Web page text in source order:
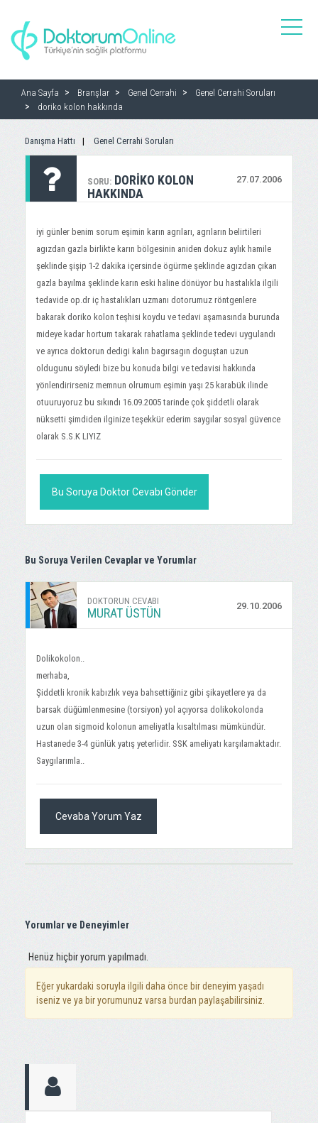
toggle
Ana Sayfa Branşlar Genel Cerrahi
Genel Cerrahi Soruları
doriko kolon hakkında
Danışma Hattı Genel Cerrahi Soruları
SORU: 27.07.2006
DORIKO KOLON
HAKKINDA
iyi günler benim sorum eşimin karın agrıları, agrıların belirtileri
agızdan gazla birlikte karın bölgesinin aniden dokuz aylık hamile
şeklinde şişip 1-2 dakika içersinde ögürme şeklinde agızdan çıkan
gazla bayılma şeklinde karın eski haline dönüyor bu hastalıkla ilgili
tedavide op.dr iç hastalıkları uzmanı dotorumuz röntgenlere
bakarak doriko kolon teşhisi koydu ve tedavi aşamasında burunda
mideye kadar hortum takarak rahatlama şeklinde tedevi uygulandı
ve ayrıca doktorun dedigi kalın bagırsagın doguştan uzun
oldugunu söyledi bize bu konuda bilgi ve tedavisi hakkında
yönlendirirseniz memnun olrumum eşimin yaşı 25 karabük ilinde
otuuruyoruz bu sıkındı 16.09.2005 tarinde çok şiddetli olarak
nüksetti şimdiden ilginize teşekkür ederim saygılar sosyal güvence
olarak S.S.K LIYIZ
Bu Soruya Doktor Cevabı Gönder
Bu Soruya Verilen Cevaplar ve Yorumlar
DOKTORUN CEVABI
MURAT ÜSTÜN 29.10.2006
Dolikokolon..
merhaba,
Şiddetli kronik kabızlık veya bahsettiğiniz gibi şikayetlere ya da
barsak düğümlenmesine (torsiyon) yol açıyorsa dolikokolonda
uzun olan sigmoid kolonun ameliyatla kısaltılması mümkündür.
Hastanede 3-4 günlük yatış yeterlidir. SSK ameliyatı karşılamaktadır.
Saygılarımla..
Cevaba Yorum Yaz
Yorumlar ve Deneyimler
Henüz hiçbir yorum yapılmadı.
Eğer yukardaki soruyla ilgili daha önce bir deneyim yaşadı
iseniz ve ya bir yorumunuz varsa burdan paylaşabilirsiniz.